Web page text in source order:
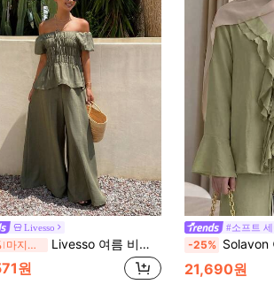
Livesso
마지막 3일 Livesso 여름 비즈니스 스트리트 스타일 러플 패치워크 스트레이트 레그 캐주얼 팬츠 세트 우아한 휴가 여성용 2피스 세트
원
#소프트
-25% Solavon 여성용 솔리드 컬러 러플 트
21,690원